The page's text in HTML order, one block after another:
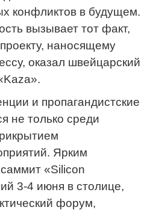
конфликтов в будущем.
вызывает тот факт,
наносящему
оказал швейцарский
и пропагандистские
не только среди
Ярким
«Silicon
3-4 июня в столице,
форум,